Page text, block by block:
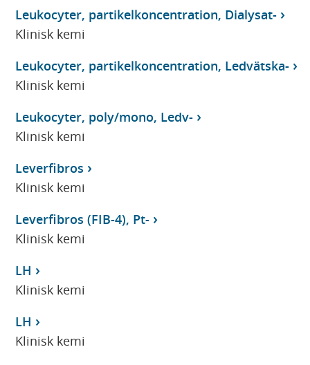
Leukocyter, partikelkoncentration, Dialysat-
Klinisk kemi
Leukocyter, partikelkoncentration, Ledvätska-
Klinisk kemi
Leukocyter, poly/mono, Ledv-
Klinisk kemi
Leverfibros
Klinisk kemi
Leverfibros (FIB-4), Pt-
Klinisk kemi
LH
Klinisk kemi
LH
Klinisk kemi